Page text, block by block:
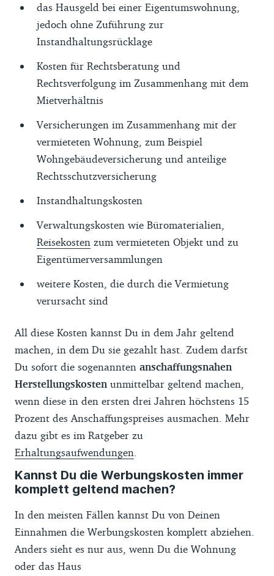
das Hausgeld bei einer Eigentumswohnung,
jedoch ohne Zuführung zur
Instandhaltungsrücklage
Kosten für Rechtsberatung und
Rechtsverfolgung im Zusammenhang mit dem
Mietverhältnis
Versicherungen im Zusammenhang mit der
vermieteten Wohnung, zum Beispiel
Wohngebäudeversicherung und anteilige
Rechtsschutzversicherung
Instandhaltungskosten
Verwaltungskosten wie Büromaterialien,
Reisekosten zum vermieteten Objekt und zu
Eigentümerversammlungen
weitere Kosten, die durch die Vermietung
verursacht sind
All diese Kosten kannst Du in dem Jahr geltend
machen, in dem Du sie gezahlt hast. Zudem darfst
Du sofort die sogenannten anschaffungsnahen
Herstellungskosten unmittelbar geltend machen,
wenn diese in den ersten drei Jahren höchstens 15
Prozent des Anschaffungspreises ausmachen. Mehr
dazu gibt es im Ratgeber zu
Erhaltungsaufwendungen
Kannst Du die Werbungskosten immer
komplett geltend machen?
In den meisten Fällen kannst Du von Deinen
Einnahmen die Werbungskosten komplett abziehen.
Anders sieht es nur aus, wenn Du die Wohnung
oder das Haus